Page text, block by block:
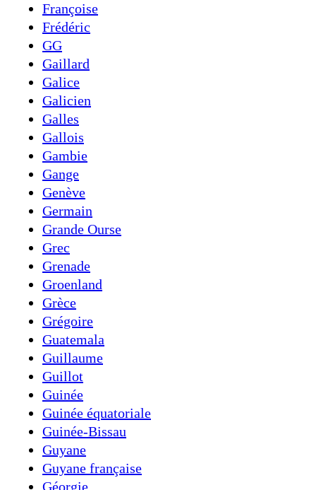
Françoise
Frédéric
GG
Gaillard
Galice
Galicien
Galles
Gallois
Gambie
Gange
Genève
Germain
Grande Ourse
Grec
Grenade
Groenland
Grèce
Grégoire
Guatemala
Guillaume
Guillot
Guinée
Guinée équatoriale
Guinée-Bissau
Guyane
Guyane française
Géorgie